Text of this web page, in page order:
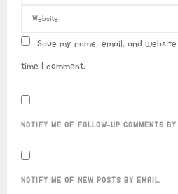
Save my name, email, and
time I comment.
NOTIFY ME OF FOLLOW-UP COMMENTS
NOTIFY ME OF NEW POSTS BY EMAIL.